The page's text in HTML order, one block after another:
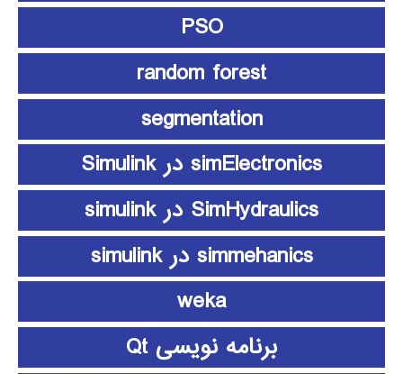
PSO
random forest
segmentation
simElectronics در Simulink
SimHydraulics در simulink
simmehanics در simulink
weka
برنامه نویسی Qt